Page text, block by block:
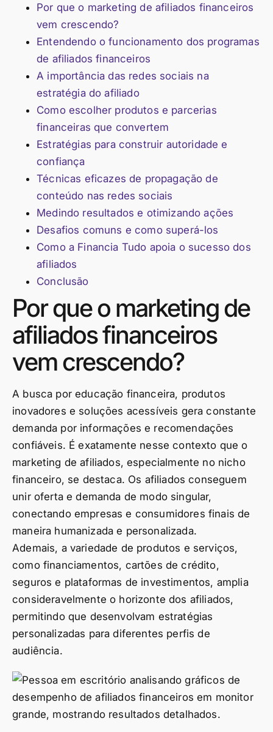
Por que o marketing de afiliados financeiros
vem crescendo?
Entendendo o funcionamento dos programas
de afiliados financeiros
A importância das redes sociais na
estratégia do afiliado
Como escolher produtos e parcerias
financeiras que convertem
Estratégias para construir autoridade e
confiança
Técnicas eficazes de propagação de
conteúdo nas redes sociais
Medindo resultados e otimizando ações
Desafios comuns e como superá-los
Como a Financia Tudo apoia o sucesso dos
afiliados
Conclusão
Por que o marketing de
afiliados financeiros
vem crescendo?
A busca por educação financeira, produtos
inovadores e soluções acessíveis gera constante
demanda por informações e recomendações
confiáveis. É exatamente nesse contexto que o
marketing de afiliados, especialmente no nicho
financeiro, se destaca. Os afiliados conseguem
unir oferta e demanda de modo singular,
conectando empresas e consumidores finais de
maneira humanizada e personalizada.
Ademais, a variedade de produtos e serviços,
como financiamentos, cartões de crédito,
seguros e plataformas de investimentos, amplia
consideravelmente o horizonte dos afiliados,
permitindo que desenvolvam estratégias
personalizadas para diferentes perfis de
audiência.